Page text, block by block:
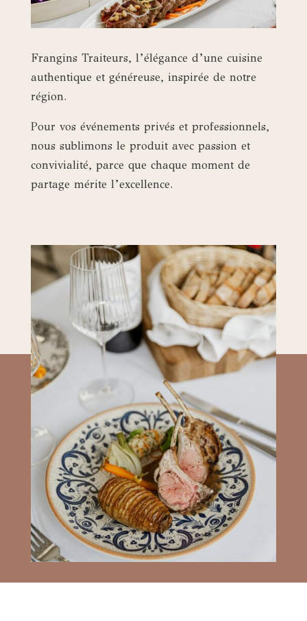
Frangins Traiteurs, l’élégance d’une cuisine
authentique et généreuse, inspirée de notre
région.
Pour vos événements privés et professionnels,
nous sublimons le produit avec passion et
convivialité, parce que chaque moment de
partage mérite l’excellence.